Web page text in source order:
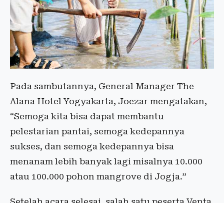
Pada sambutannya, General Manager The
Alana Hotel Yogyakarta, Joezar mengatakan,
“Semoga kita bisa dapat membantu
pelestarian pantai, semoga kedepannya
sukses, dan semoga kedepannya bisa
menanam lebih banyak lagi misalnya 10.000
atau 100.000 pohon mangrove di Jogja.”